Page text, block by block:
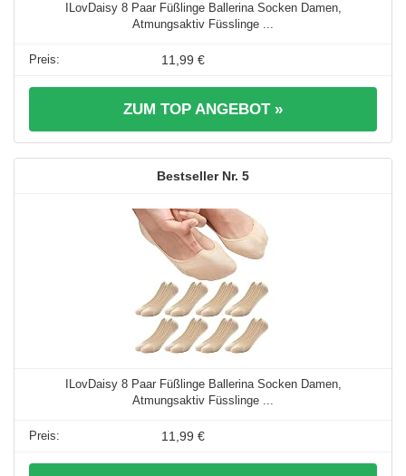
ILovDaisy 8 Paar Füßlinge Ballerina Socken Damen,
Atmungsaktiv Füsslinge ...
11,99 €
ZUM TOP ANGEBOT »
5
ILovDaisy 8 Paar Füßlinge Ballerina Socken Damen,
Atmungsaktiv Füsslinge ...
11,99 €